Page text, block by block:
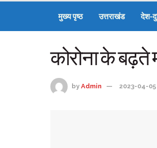
मुख्य पृष्ठ उत्तराखंड देश-
कोरोना के बढ़ते
by Admin 2023-04-05